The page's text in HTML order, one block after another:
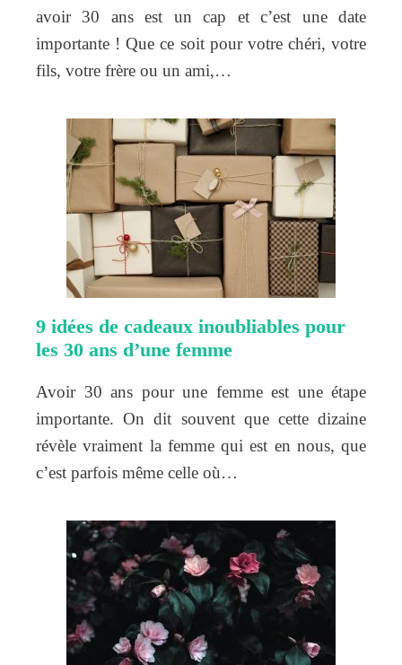
avoir 30 ans est un cap et c’est une date
importante ! Que ce soit pour votre chéri, votre
fils, votre frère ou un ami,…
9 idées de cadeaux inoubliables pour
les 30 ans d’une femme
Avoir 30 ans pour une femme est une étape
importante. On dit souvent que cette dizaine
révèle vraiment la femme qui est en nous, que
c’est parfois même celle où…